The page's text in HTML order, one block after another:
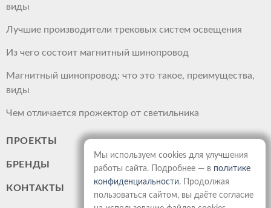
виды
Лучшие производители трековых систем освещения
Из чего состоит магнитный шинопровод
Магнитный шинопровод: что это такое, преимущества,
виды
Чем отличается прожектор от светильника
ПРОЕКТЫ
БРЕНДЫ
КОНТАКТЫ
Мы используем cookies для улучшения
работы сайта. Подробнее — в политике
конфиденциальности. Продолжая
пользоваться сайтом, вы даёте согласие